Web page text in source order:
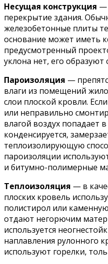
Несущая конструкция —
перекрытие здания.
железобетонные плиты
основание может иметь
предусмотренный
уклона нет, его
Пароизоляция —
влаги из помещений
слои плоской кровли.
или неправильно
влагой воздух попадает
конденсируется,
теплоизолирующую
пароизоляции
и битумно-полимерные
Теплоизоляция — в
плоских кровель
полистирол или
отдают негорючим
используется
наплавления рулонного
используют горелки,